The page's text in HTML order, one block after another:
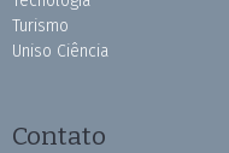
Turismo
Uniso Ciência
Contato